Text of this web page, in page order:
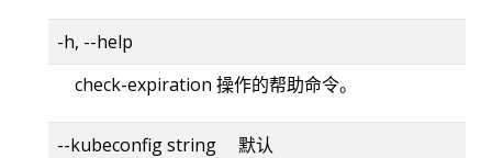
-h, --help
check-expiration 操作的帮助命令。
--kubeconfig string 默认